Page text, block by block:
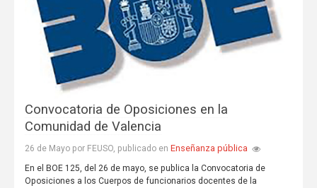
Convocatoria de Oposiciones en la
Comunidad de Valencia
26 de Mayo por FEUSO, publicado en Enseñanza pública
En el BOE 125, del 26 de mayo, se publica la Convocatoria de
Oposiciones a los Cuerpos de funcionarios docentes de la